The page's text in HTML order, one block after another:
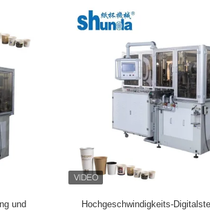
Automatische doppel-wandige